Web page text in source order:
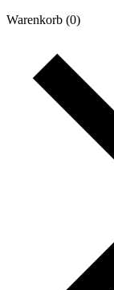
Warenkorb (0)